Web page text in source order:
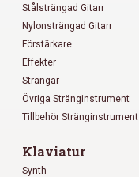
Stålsträngad Gitarr
Nylonsträngad Gitarr
Förstärkare
Effekter
Strängar
Övriga Stränginstrument
Tillbehör Stränginstrument
Klaviatur
Synth